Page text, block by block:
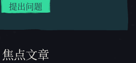
提出问题
焦点文章